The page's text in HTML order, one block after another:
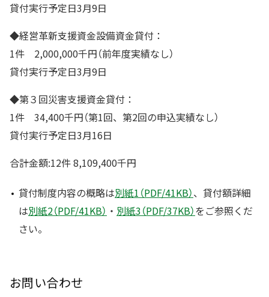
貸付実行予定日3月9日
◆経営革新支援資金設備資金貸付：
1件 2,000,000千円（前年度実績なし）
貸付実行予定日3月9日
◆第３回災害支援資金貸付：
1件 34,400千円（第1回、第2回の申込実績なし）
貸付実行予定日3月16日
合計金額:12件 8,109,400千円
貸付制度内容の概略は別紙1（PDF/41KB）、貸付額詳細
は別紙2（PDF/41KB） ・ 別紙3（PDF/37KB）をご参照くだ
さい。
お問い合わせ